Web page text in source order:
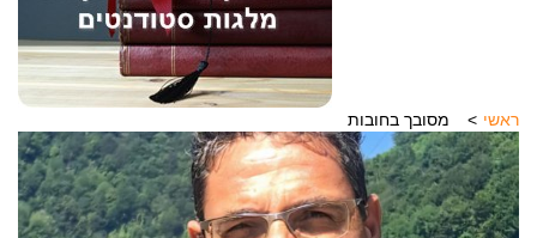
ראשי מסובך בחובות